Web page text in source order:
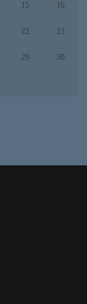
15 16
22 23
29 30